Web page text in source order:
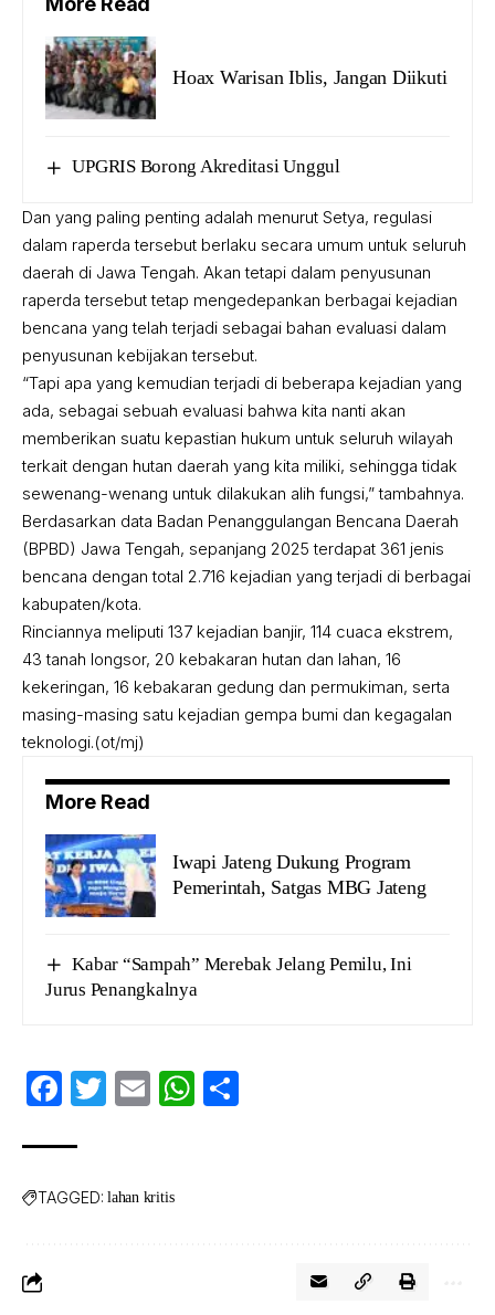
Hoax Warisan Iblis, Jangan Diikuti
UPGRIS Borong Akreditasi Unggul
Dan yang paling penting adalah menurut Setya, regulasi
dalam raperda tersebut berlaku secara umum untuk seluruh
daerah di Jawa Tengah. Akan tetapi dalam penyusunan
raperda tersebut tetap mengedepankan berbagai kejadian
bencana yang telah terjadi sebagai bahan evaluasi dalam
penyusunan kebijakan tersebut.
“Tapi apa yang kemudian terjadi di beberapa kejadian yang
ada, sebagai sebuah evaluasi bahwa kita nanti akan
memberikan suatu kepastian hukum untuk seluruh wilayah
terkait dengan hutan daerah yang kita miliki, sehingga tidak
sewenang-wenang untuk dilakukan alih fungsi,” tambahnya.
Berdasarkan data Badan Penanggulangan Bencana Daerah
(BPBD) Jawa Tengah, sepanjang 2025 terdapat 361 jenis
bencana dengan total 2.716 kejadian yang terjadi di berbagai
kabupaten/kota.
Rinciannya meliputi 137 kejadian banjir, 114 cuaca ekstrem,
43 tanah longsor, 20 kebakaran hutan dan lahan, 16
kekeringan, 16 kebakaran gedung dan permukiman, serta
masing-masing satu kejadian gempa bumi dan kegagalan
teknologi.(ot/mj)
More Read
Iwapi Jateng Dukung Program
Pemerintah, Satgas MBG Jateng
Kabar “Sampah” Merebak Jelang Pemilu, Ini
Jurus Penangkalnya
Facebook
Twitter
EmailWhatsApp
TAGGED: lahan kritis